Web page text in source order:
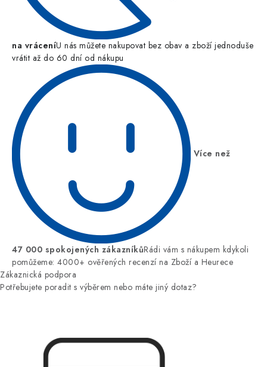
na vráceníU nás můžete nakupovat bez obav a zboží jednoduše
vrátit až do 60 dní od nákupu
Více než
47 000 spokojených zákazníkůRádi vám s nákupem kdykoli
pomůžeme: 4000+ ověřených recenzí na Zboží a Heurece
Zákaznická podpora
Potřebujete poradit s výběrem nebo máte jiný dotaz?